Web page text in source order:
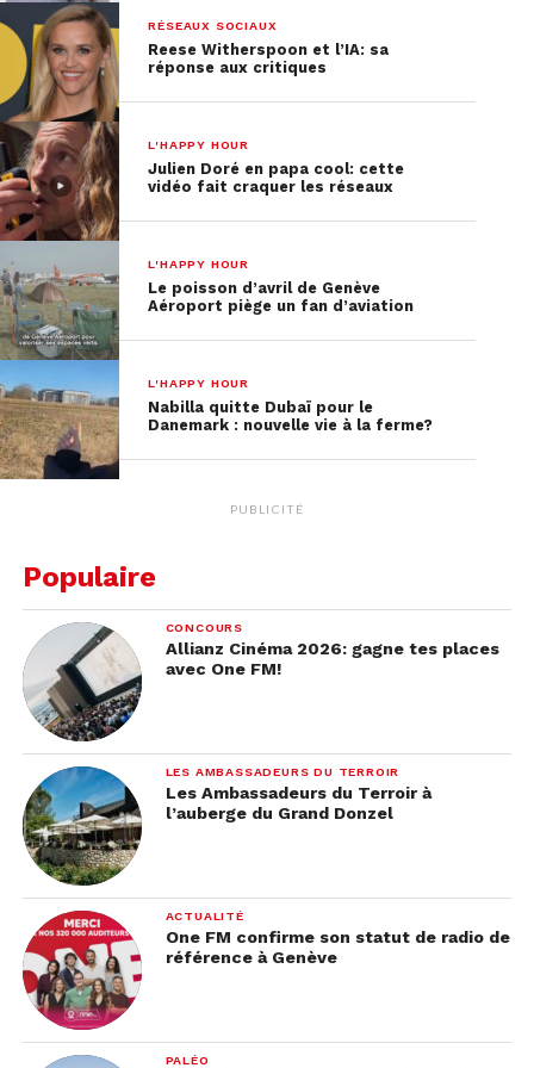
utilisateur.trice.s de moins de 18 ans. En effet, une
limite quotidienne de 60 minutes sur l’application
sera paramétrée pour ces abonné.e.s.
© TikTok
Après 60 minutes passées surTikTok, les
mineur.e.s recevront une notification leur
indiquant que leur temps est écoulé. Néanmoins,
elles et ils peuvent choisir de continuer à utiliser
l’application en entrant le mot de passe défini.
RÉSEAUX SOCIAUX
Reese Witherspoon et l’IA: sa
réponse aux critiques
L'HAPPY HOUR
Julien Doré en papa cool: cette
vidéo fait craquer les réseaux
L'HAPPY HOUR
Le poisson d’avril de Genève
Aéroport piège un fan d’aviation
L'HAPPY HOUR
Nabilla quitte Dubaï pour le
Danemark : nouvelle vie à la ferme?
PUBLICITÉ
Populaire
CONCOURS
Allianz Cinéma 2026: gagne tes places
avec One FM!
LES AMBASSADEURS DU TERROIR
Les Ambassadeurs du Terroir à
l’auberge du Grand Donzel
ACTUALITÉ
One FM confirme son statut de radio de
référence à Genève
PALÉO